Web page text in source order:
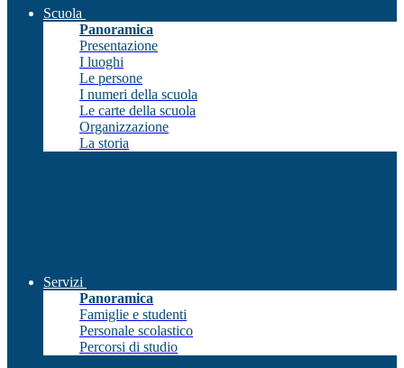
Scuola
Panoramica
Presentazione
I luoghi
Le persone
I numeri della scuola
Le carte della scuola
Organizzazione
La storia
Servizi
Panoramica
Famiglie e studenti
Personale scolastico
Percorsi di studio